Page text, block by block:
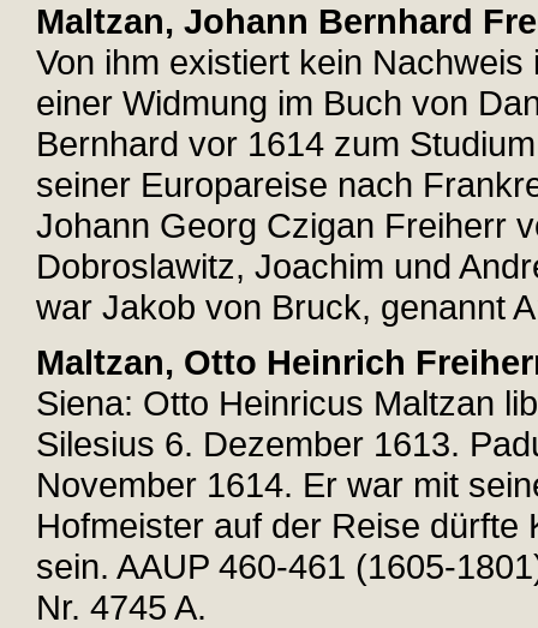
Maltzan, Johann Bernhard
Von ihm existiert kein
einer Widmung im Buch von
Bernhard vor 1614 zum
seiner Europareise nach
Johann Georg Czigan Freiherr
Dobroslawitz, Joachim und
war Jakob von Bruck, genannt
Maltzan, Otto Heinrich
Siena: Otto Heinricus Maltzan
Silesius 6. Dezember 1613.
November 1614. Er war mit
Hofmeister auf der Reise
sein. AAUP 460-461 (1605-
Nr. 4745 A.